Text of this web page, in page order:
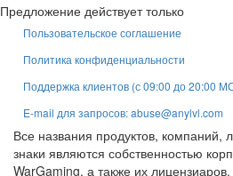
Предложение действует только
Пользовательское соглашение
Политика конфиденциальности
Поддержка клиентов (с 09:00 до 20:00
E-mail для запросов: abuse@anylvl.com
Все названия продуктов, компаний,
знаки являются собственностью
WarGaming, а также их